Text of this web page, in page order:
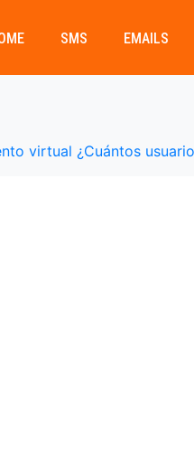
SMS EMAILS
virtual ¿Cuántos